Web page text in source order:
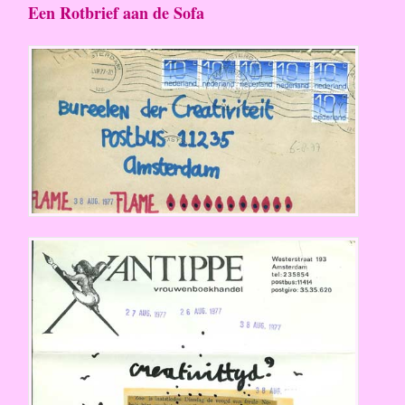
Een Rotbrief aan de Sofa